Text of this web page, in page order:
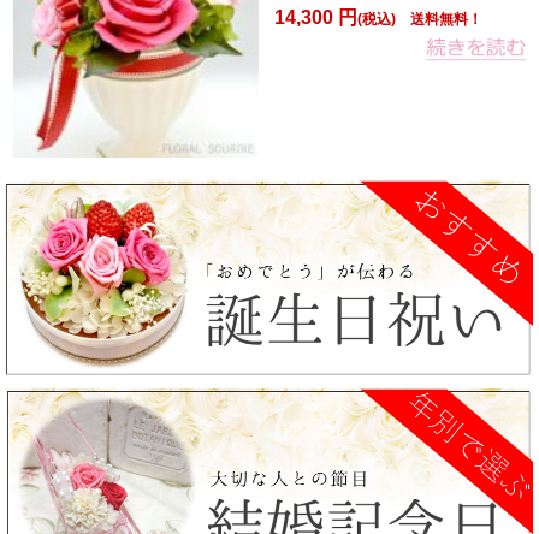
14,300 円(税込) 送料無料！